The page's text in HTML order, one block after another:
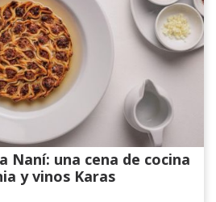
Naní: una cena de cocina
y vinos Karas